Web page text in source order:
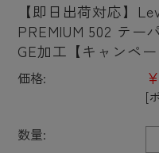
【即日出荷対応】
PREMIUM 502 テー
GE加工【キャンペ
価格:
[
数量: